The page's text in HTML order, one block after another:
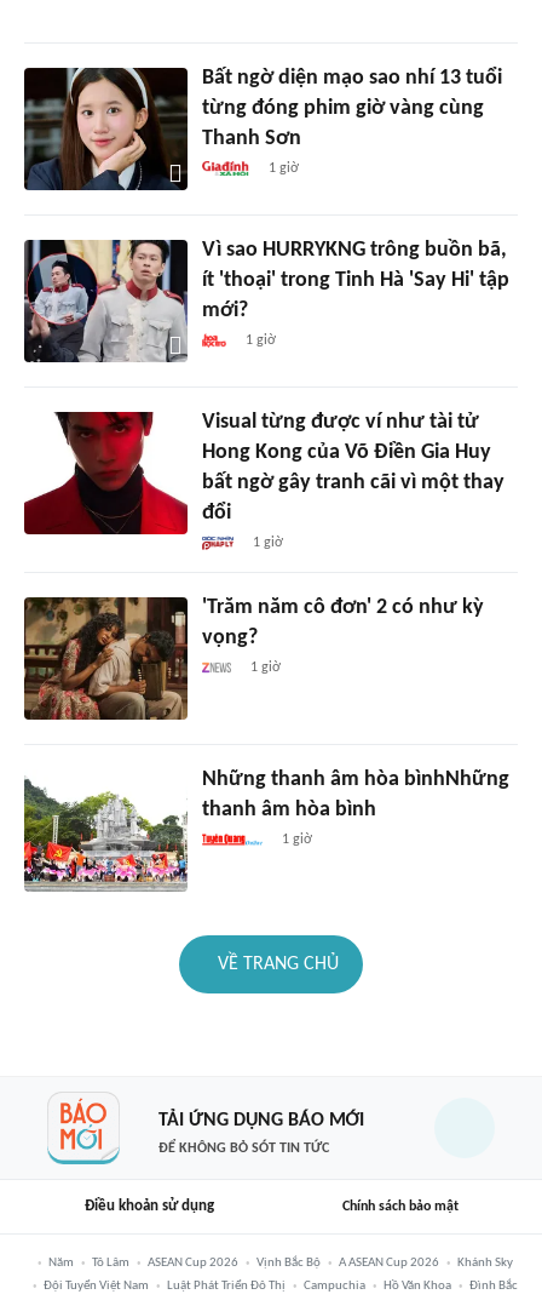
Bất ngờ diện mạo sao nhí 13 tuổi
từng đóng phim giờ vàng cùng
Thanh Sơn
1 giờ
Vì sao HURRYKNG trông buồn bã,
ít 'thoại' trong Tinh Hà 'Say Hi' tập
mới?
1 giờ
Visual từng được ví như tài tử
Hong Kong của Võ Điền Gia Huy
bất ngờ gây tranh cãi vì một thay
đổi
1 giờ
'Trăm năm cô đơn' 2 có như kỳ
vọng?
1 giờ
Những thanh âm hòa bìnhNhững
thanh âm hòa bình
1 giờ
VỀ TRANG CHỦ
TẢI ỨNG DỤNG BÁO MỚI
ĐỂ KHÔNG BỎ SÓT TIN TỨC
Điều khoản sử dụng Chính sách bảo mật
Năm Tô Lâm ASEAN Cup 2026 Vịnh Bắc Bộ A ASEAN Cup 2026
Khánh Sky
Đội Tuyển Việt Nam
Luật Phát Triển Đô Thị Campuchia Hồ Văn Khoa Đình Bắc